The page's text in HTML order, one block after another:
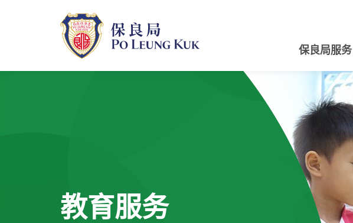
保良局服务
教育服务